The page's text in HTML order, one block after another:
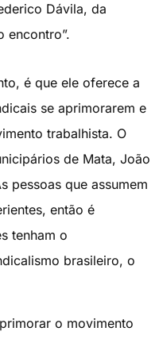
Dávila, da
encontro”.
é que ele oferece a
se aprimorarem e
trabalhista. O
de Mata, João
pessoas que assumem
então é
tenham o
brasileiro, o
o movimento